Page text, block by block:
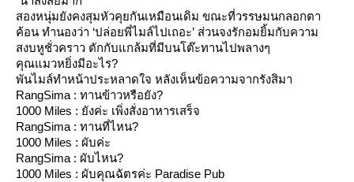
สองหนุ่มยังคงสุมหัวคุยกันเหมือนเดิม ขณะที่วรรษมนกลอกตา
ค้อน ทำนองว่า ‘ปล่อยพี่ไมล์ไปเถอะ’ ส่วนจงรักอมยิ้มกับความ
สงบหูชั่วคราว ตักกับแกล้มที่มีบนโต๊ะทานไปพลางๆ
คุณแมวหยิ่งมีอะไร?
พันไมล์ทำหน้าประหลาดใจ หลังเห็นข้อความจากรังสิมา
RangSima : ทานข้าวหรือยัง?
1000 Miles : ยังค่ะ เพิ่งสั่งอาหารเสร็จ
RangSima : ทานที่ไหน?
1000 Miles : ผับค่ะ
RangSima : ผับไหน?
1000 Miles : ผับคุณฉัตรค่ะ Paradise Pub